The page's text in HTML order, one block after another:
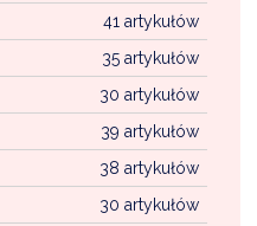
41 artykułów
35 artykułów
30 artykułów
39 artykułów
38 artykułów
30 artykułów